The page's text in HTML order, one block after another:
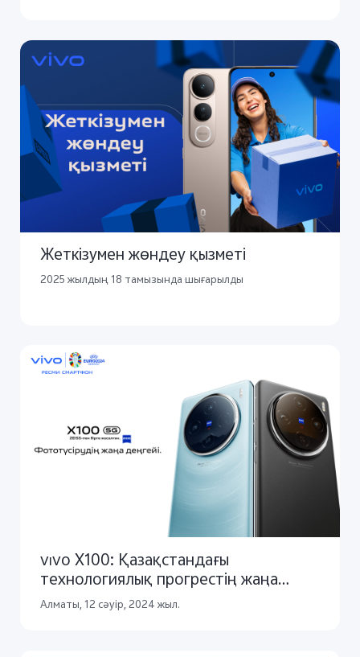
Жеткізумен жөндеу қызметі
2025 жылдың 18 тамызында шығарылды
vivo X100: Қазақстандағы
технологиялық прогрестің жаңа
кезеңі
Алматы, 12 сәуір, 2024 жыл.